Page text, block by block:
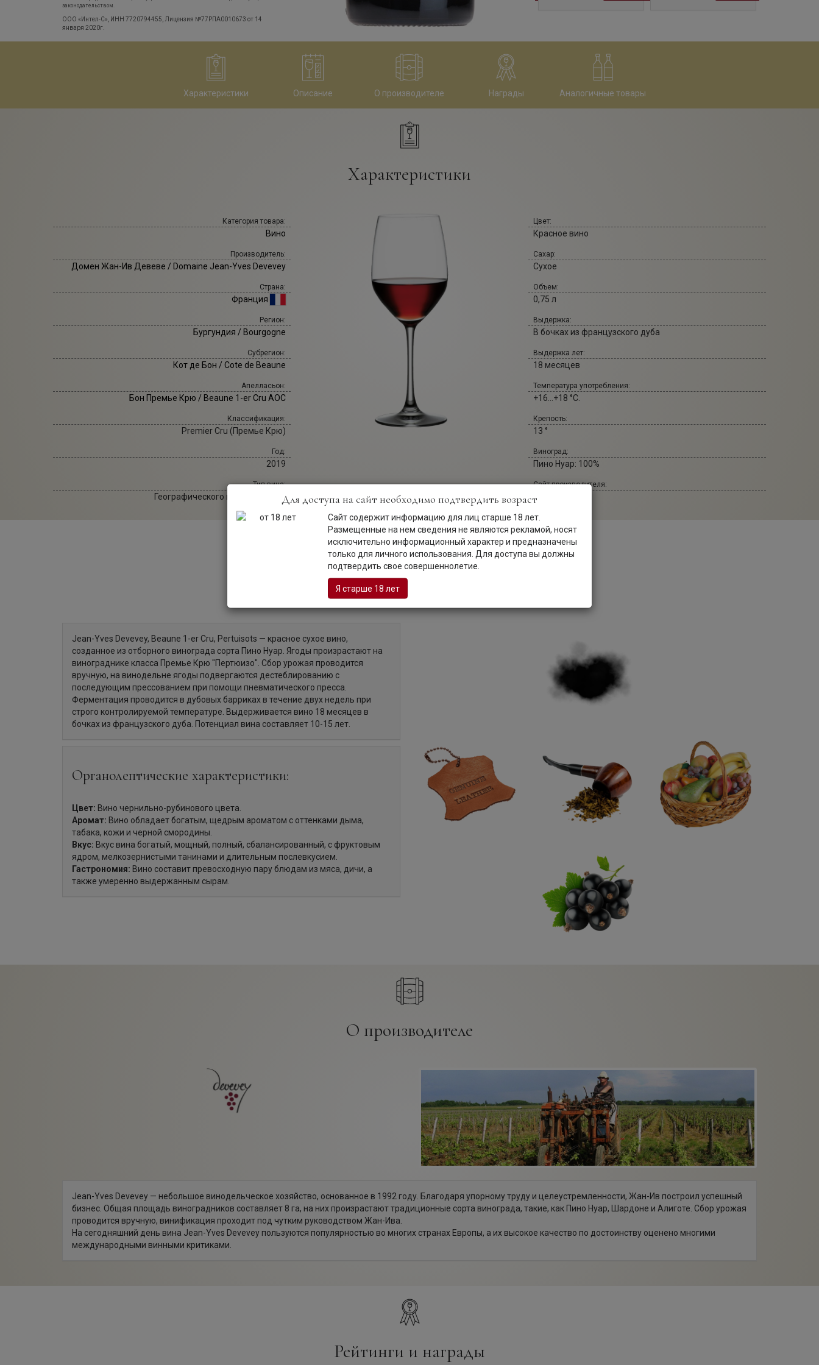
законодательством.
ООО «Интел-С», ИНН 7720794455, Лицензия №77РПА0010673 от 14
января 2020г.
Характеристики Описание О производителе Награды Аналогичные товары
Характеристики
Категория товара:
Вино
Производитель:
Домен Жан-Ив Девеве / Domaine Jean-Yves Devevey
Страна:
Франция
Регион:
Бургундия / Bourgogne
Субрегион:
Кот де Бон / Cote de Beaune
Апелласьон:
Бон Премье Крю / Beaune 1-er Cru AOC
Классификация:
Premier Cru (Премье Крю)
Год:
2019
Тип вина:
Географического наименования
Цвет:
Красное вино
Сахар:
Сухое
Объем:
0,75 л
Выдержка:
В бочках из французского дуба
Выдержка лет:
18 месяцев
Температура употребления:
+16...+18 °С.
Крепость:
13 °
Виноград:
Пино Нуар: 100%
Сайт производителя:
devevey.com
Описание
Jean-Yves Devevey, Beaune 1-er Cru, Pertuisots — красное сухое вино,
созданное из отборного винограда сорта Пино Нуар. Ягоды произрастают на
винограднике класса Премье Крю "Пертюизо". Сбор урожая проводится
вручную, на винодельне ягоды подвергаются дестеблированию с
последующим прессованием при помощи пневматического пресса.
Ферментация проводится в дубовых барриках в течение двух недель при
строго контролируемой температуре. Выдерживается вино 18 месяцев в
бочках из французского дуба. Потенциал вина составляет 10-15 лет.
Органолептические характеристики:
Цвет: Вино чернильно-рубинового цвета.
Аромат: Вино обладает богатым, щедрым ароматом с оттенками дыма,
табака, кожи и черной смородины.
Вкус: Вкус вина богатый, мощный, полный, сбалансированный, с фруктовым
ядром, мелкозернистыми танинами и длительным послевкусием.
Гастрономия: Вино составит превосходную пару блюдам из мяса, дичи, а
также умеренно выдержанным сырам.
О производителе
Jean-Yves Devevey — небольшое винодельческое хозяйство, основанное в 1992 году. Благодаря упорному труду и целеустремленности, Жан-Ив построил успешный
бизнес. Общая площадь виноградников составляет 8 га, на них произрастают традиционные сорта винограда, такие, как Пино Нуар, Шардоне и Алиготе. Сбор урожая
проводится вручную, винификация проходит под чутким руководством Жан-Ива.
На сегодняшний день вина Jean-Yves Devevey пользуются популярностью во многих странах Европы, а их высокое качество по достоинству оценено многими
международными винными критиками.
Рейтинги и награды
Для доступа на сайт необходимо подтвердить возраст
Сайт содержит информацию для лиц старше 18 лет.
Размещенные на нем сведения не являются рекламой, носят
исключительно информационный характер и предназначены
только для личного использования. Для доступа вы должны
подтвердить свое совершеннолетие.
Я старше 18 лет